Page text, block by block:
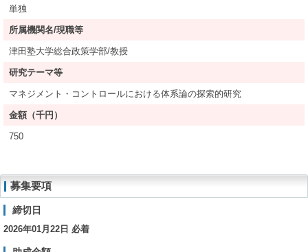
単独
所属機関名/現職等
津田塾大学総合政策学部/教授
研究テーマ等
マネジメント・コントロールにおける体系論の探索的研究
金額（千円）
750
募集要項
締切日
2026年01月22日 必着